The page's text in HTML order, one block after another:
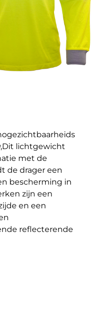
lichtgewicht
met de
de drager een
bescherming in
zijn een
en een
reflecterende